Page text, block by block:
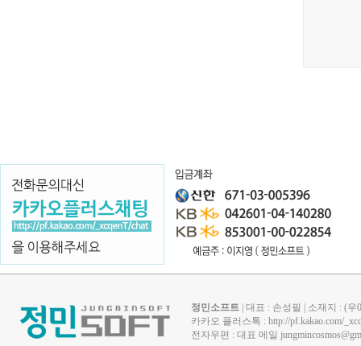
정민소프트 | 대표 : 손성필 | 소재지 : (
카카오 플러스톡 : http://pf.kakao.com/
전자우편 : 대표 메일